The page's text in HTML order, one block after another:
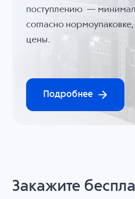
поступлению —
согласно
цены.
Подробнее
Закажите